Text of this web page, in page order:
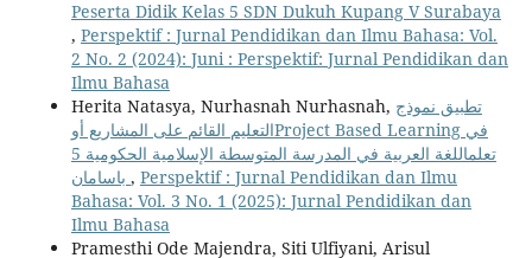
Peserta Didik Kelas 5 SDN Dukuh Kupang V Surabaya
, Perspektif : Jurnal Pendidikan dan Ilmu Bahasa: Vol.
2 No. 2 (2024): Juni : Perspektif: Jurnal Pendidikan dan
Ilmu Bahasa
Herita Natasya, Nurhasnah Nurhasnah, تطبيق نموذج
التعليم القائم على المشاريع أوProject Based Learning في
تعلماللغة العربية في المدرسة المتوسطة الإسلامية الحكومية 5
, Perspektif : Jurnal Pendidikan dan Ilmu
Bahasa: Vol. 3 No. 1 (2025): Jurnal Pendidikan dan
Ilmu Bahasa
Pramesthi Ode Majendra, Siti Ulfiyani, Arisul